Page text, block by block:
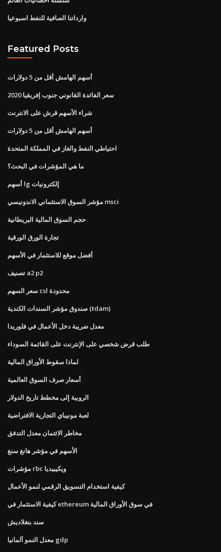
وارداتنا الصافية للنفط اسبوعيا
Featured Posts
أسهم الهامش أقل من 5 دولارات
سعر الفائدة القانوني جنوب إفريقيا 2020
شراء الأسهم قرش على الانترنت
أسهم الهامش أقل من 5 دولارات
احتياطي النفط والغاز في المملكة المتحدة
ما هي المؤشرات في البحث؟
أسهم lg إلكترونيات
مؤشر السوق الاستئماني الاندونيسي msci
حجم السوق المالية البريطانية
تجارة الورق الورقية
أفضل موقع للاستثمار في الأسهم
تصنيف a2 p2
سعر السهم csl محدودة
صندوق مؤشر السندات الكندية (tdam)
معدل ضريبة دخل الأعمال في فلوريدا
طلب قرض شخصي على الإنترنت على القائمة السوداء
لماذا سقوط الأوراق المالية
أسعار صرف السوق العالمية
الروبية إلى مخطط تاريخ الدولار
لعبة مونيباي التجارية الافتراضية
مخاطر الائتمان معدل التدفق
الأسهم في مؤشر هانغ سنغ
مؤشرات rbc ويكيبيديا
كيفية استخدام التسويق الرقمي لنمو الأعمال
كيفية الاستثمار في ethereum في سوق الأوراق المالية
سند بنغلاديش
معدل النمو ألمانيا gdp